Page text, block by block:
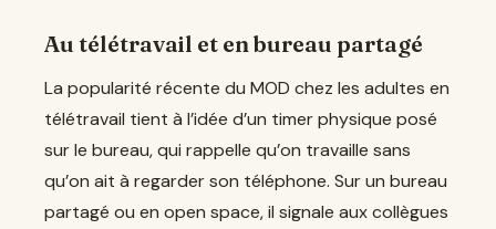
Au télétravail et en bureau partagé
La popularité récente du MOD chez les adultes en
télétravail tient à l’idée d’un timer physique posé
sur le bureau, qui rappelle qu’on travaille sans
qu’on ait à regarder son téléphone. Sur un bureau
partagé ou en open space, il signale aux collègues